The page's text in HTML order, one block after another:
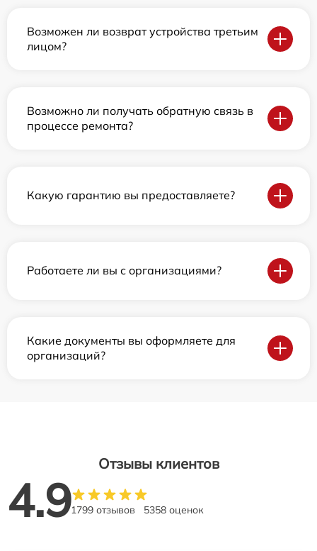
Возможен ли возврат устройства третьим
лицом?
Возможно ли получать обратную связь в
процессе ремонта?
Какую гарантию вы предоставляете?
Работаете ли вы с организациями?
Какие документы вы оформляете для
организаций?
Отзывы клиентов
4.91799 отзывов 5358 оценок